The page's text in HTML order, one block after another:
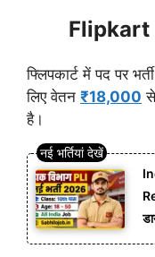
Flipkart
फ्लिपकार्ट में पद पर
लिए वेतन ₹18,000
है।